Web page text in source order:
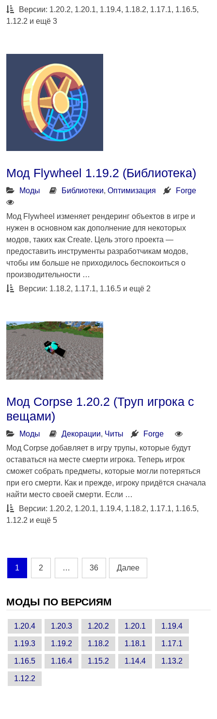
Версии: 1.20.2, 1.20.1, 1.19.4, 1.18.2, 1.17.1, 1.16.5,
1.12.2 и ещё 3
Мод Flywheel 1.19.2 (Библиотека)
Моды Библиотеки,Оптимизация Forge
Мод Flywheel изменяет рендеринг объектов в игре и
нужен в основном как дополнение для некоторых
модов, таких как Create. Цель этого проекта —
предоставить инструменты разработчикам модов,
чтобы им больше не приходилось беспокоиться о
производительности …
Версии: 1.18.2, 1.17.1, 1.16.5 и ещё 2
Мод Corpse 1.20.2 (Труп игрока с
вещами)
Моды Декорации, Читы
Forge
Мод Corpse добавляет в игру трупы, которые будут
оставаться на месте смерти игрока. Теперь игрок
сможет собрать предметы, которые могли потеряться
при его смерти. Как и прежде, игроку придётся сначала
найти место своей смерти. Если …
Версии: 1.20.2, 1.20.1, 1.19.4, 1.18.2, 1.17.1, 1.16.5,
1.12.2 и ещё 5
Пагинация
1 2 … 36 Далее
МОДЫ ПО ВЕРСИЯМ
1.20.4 1.20.3 1.20.2 1.20.1 1.19.4
1.19.3 1.19.2 1.18.2 1.18.1 1.17.1
1.16.5 1.16.4 1.15.2 1.14.4 1.13.2
1.12.2